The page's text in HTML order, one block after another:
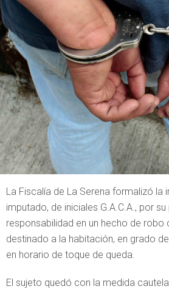
La Fiscalía de La Serena formalizó la
imputado, de iniciales G.A.C.A., por su
responsabilidad en un hecho de robo
destinado a la habitación, en grado
en horario de toque de queda.
El sujeto quedó con la medida